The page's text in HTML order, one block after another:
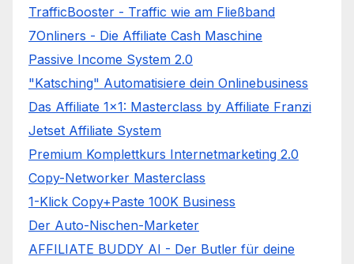
TrafficBooster - Traffic wie am Fließband
7Onliners - Die Affiliate Cash Maschine
Passive Income System 2.0
"Katsching" Automatisiere dein Onlinebusiness
Das Affiliate 1x1: Masterclass by Affiliate Franzi
Jetset Affiliate System
Premium Komplettkurs Internetmarketing 2.0
Copy-Networker Masterclass
1-Klick Copy+Paste 100K Business
Der Auto-Nischen-Marketer
AFFILIATE BUDDY AI - Der Butler für deine